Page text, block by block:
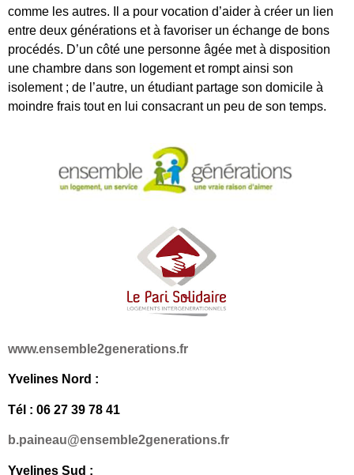
comme les autres. Il a pour vocation d’aider à créer un lien
entre deux générations et à favoriser un échange de bons
procédés. D’un côté une personne âgée met à disposition
une chambre dans son logement et rompt ainsi son
isolement ; de l’autre, un étudiant partage son domicile à
moindre frais tout en lui consacrant un peu de son temps.
www.ensemble2generations.fr
Yvelines Nord :
Tél : 06 27 39 78 41
b.paineau@ensemble2generations.fr
Yvelines Sud :